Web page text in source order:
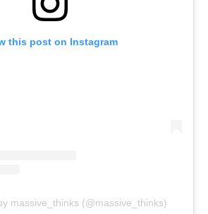
this post on Instagram
massive_thinks (@massive_thinks)